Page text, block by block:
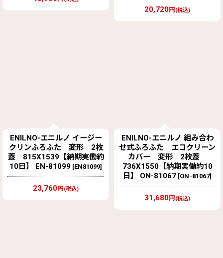
20,720円 (税込)
ENILNO-エニルノ イージー
クリンふろふた 変形 2枚
蓋 815X1539【納期実働約
10日】 EN-81099 [EN81099]
23,760円 (税込)
ENILNO-エニルノ 組み合わ
せ式ふろふた エコクリーン
カバー 変形 2枚蓋
736X1550【納期実働約10
日】 ON-81067 [ON-81067]
31,680円 (税込)